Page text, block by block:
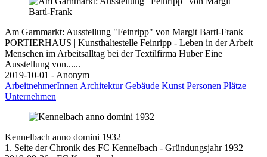
Am Garnmarkt: Ausstellung "Feinripp" von Margit Bartl-Frank
PORTIERHAUS | Kunsthaltestelle Feinripp - Leben in der Arbeit
Menschen im Arbeitsalltag bei der Textilfirma Huber Eine
Ausstellung von......
2019-10-01 - Anonym
ArbeitnehmerInnen ArchitekturGebäude Kunst Personen Plätze
Unternehmen
Kennelbach anno domini 1932
1. Seite der Chronik des FC Kennelbach - Gründungsjahr 1932